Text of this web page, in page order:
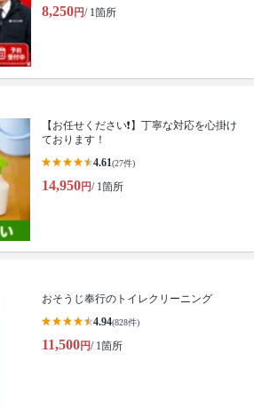
8,250円/ 1箇所
【お任せください❗️】丁寧な対応を心掛け
ております！
4.61(27件)
14,950円/ 1箇所
おそうじ奉行のトイレクリーニング
4.94(828件)
11,500円/ 1箇所